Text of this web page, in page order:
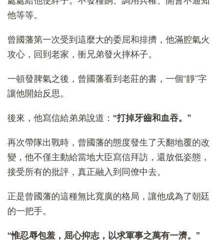
他等等。
曾國藩第一次受到這麼大的委屈和排擠，他滿腔氣火
攻心，回到老家，衝兄弟發火摔杯子。
一頓發脾氣之後，曾國藩看到老莊的書，一個“靜”字
讓他開始反思。
後來，他寫信給弟弟說道： “打掉牙齒和血吞。”
再次帶隊出戰時，曾國藩的態度發生了天翻地覆的改
變，他不僅主動給當地大臣寫信拜訪，還放低姿態，
接受所有的批評，真正融入到同僚中去。
正是曾國藩的這種無比寬廣的格局，讓他成為了朝廷
的一把手。
“惟忍辱包羞，屈心抑志，以求軍事之萬有一濟。”